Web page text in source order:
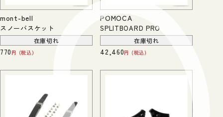
mont-bell
スノーバスケット
在庫切れ
770 税込
POMOCA
SPLITBOARD PRO
在庫切れ
42,460 税込